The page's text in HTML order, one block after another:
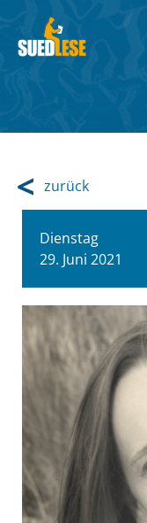
zurück
Dienstag
29. Juni 2021